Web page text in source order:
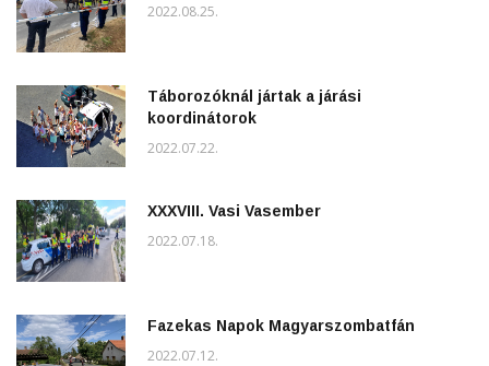
2022.08.25.
Táborozóknál jártak a járási
koordinátorok
2022.07.22.
XXXVIII. Vasi Vasember
2022.07.18.
Fazekas Napok Magyarszombatfán
2022.07.12.